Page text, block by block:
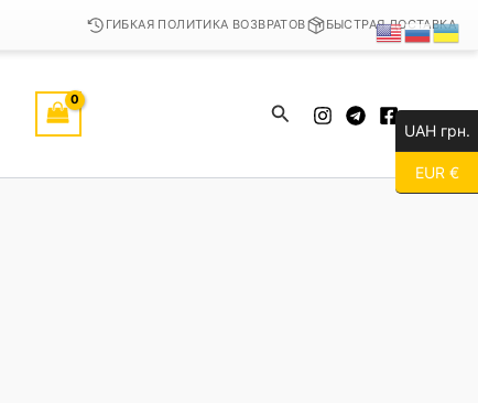
ГИБКАЯ ПОЛИТИКА ВОЗВРАТОВ БЫСТРАЯ ДОСТАВКА
Поиск
UAH грн.
EUR €